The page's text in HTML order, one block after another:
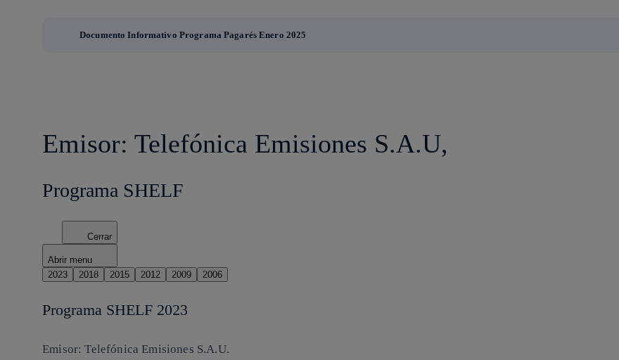
Documento Informativo Programa Pagarés Enero 2025
Emisor: Telefónica Emisiones S.A.U,
Programa SHELF
Cerrar
Abrir menu
2023
2018 2015 2012 2009 2006
Programa SHELF 2023
Emisor: Telefónica Emisiones S.A.U.